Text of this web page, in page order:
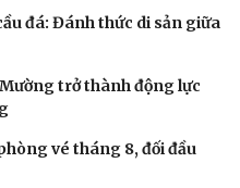
đá: Đánh thức di sản giữa
trở thành động lực
vé tháng 8, đối đầu